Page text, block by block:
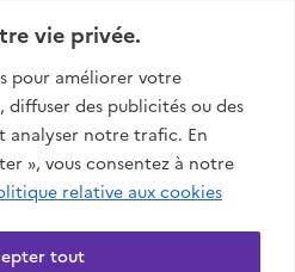
vie privée.
pour améliorer votre
des publicités ou des
analyser notre trafic. En
», vous consentez à notre
relative aux cookies
tout